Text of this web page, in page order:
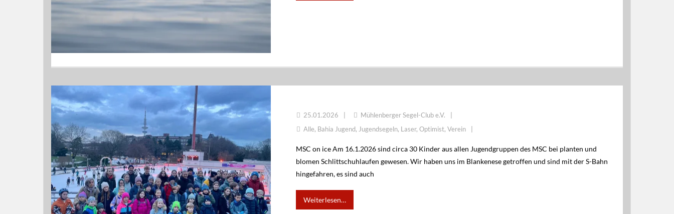
25.01.2026
Mühlenberger Segel-Club e.V.
Alle, Bahia Jugend, Jugendsegeln, Laser, Optimist, Verein
MSC on ice Am 16.1.2026 sind circa 30 Kinder aus allen Jugendgruppen des MSC bei planten und
blomen Schlittschuhlaufen gewesen. Wir haben uns im Blankenese getroffen und sind mit der S-Bahn
hingefahren, es sind auch
Weiterlesen…